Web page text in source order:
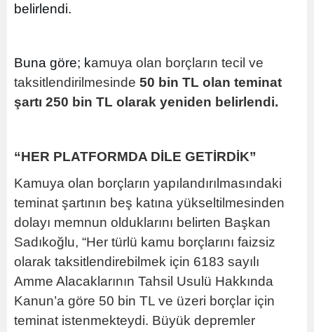
belirlendi.
Buna göre; kamuya olan borçların tecil ve
taksitlendirilmesinde 50 bin TL olan teminat
şartı 250 bin TL olarak yeniden belirlendi.
“HER PLATFORMDA DİLE GETİRDİK”
Kamuya olan borçların yapılandırılmasındaki
teminat şartının beş katına yükseltilmesinden
dolayı memnun olduklarını belirten Başkan
Sadıkoğlu, “Her türlü kamu borçlarını faizsiz
olarak taksitlendirebilmek için 6183 sayılı
Amme Alacaklarının Tahsil Usulü Hakkında
Kanun’a göre 50 bin TL ve üzeri borçlar için
teminat istenmekteydi. Büyük depremler